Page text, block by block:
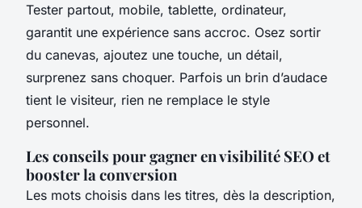
Tester partout, mobile, tablette, ordinateur,
garantit une expérience sans accroc. Osez sortir
du canevas, ajoutez une touche, un détail,
surprenez sans choquer. Parfois un brin d’audace
tient le visiteur, rien ne remplace le style
personnel.
Les conseils pour gagner en visibilité SEO et
booster la conversion
Les mots choisis dans les titres, dès la description,